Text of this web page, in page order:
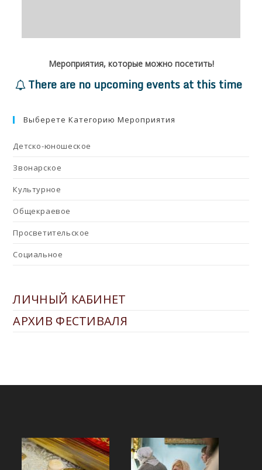
Мероприятия, которые можно посетить!
There are no upcoming events at this time
Выберете Категорию Мероприятия
Детско-юношеское
Звонарское
Культурное
Общекраевое
Просветительское
Социальное
ЛИЧНЫЙ КАБИНЕТ
АРХИВ ФЕСТИВАЛЯ